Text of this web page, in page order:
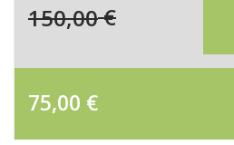
150,00€
75,00 €